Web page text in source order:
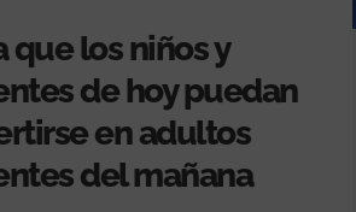
que los niños y
de hoy puedan
en adultos
del mañana